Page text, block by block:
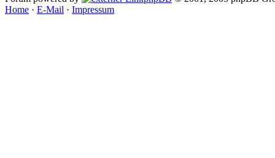
Home · E-Mail · Impressum